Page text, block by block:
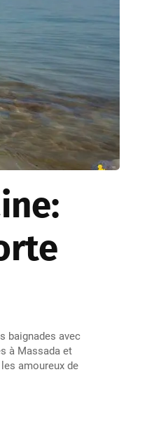
baignades avec
à Massada et
amoureux de